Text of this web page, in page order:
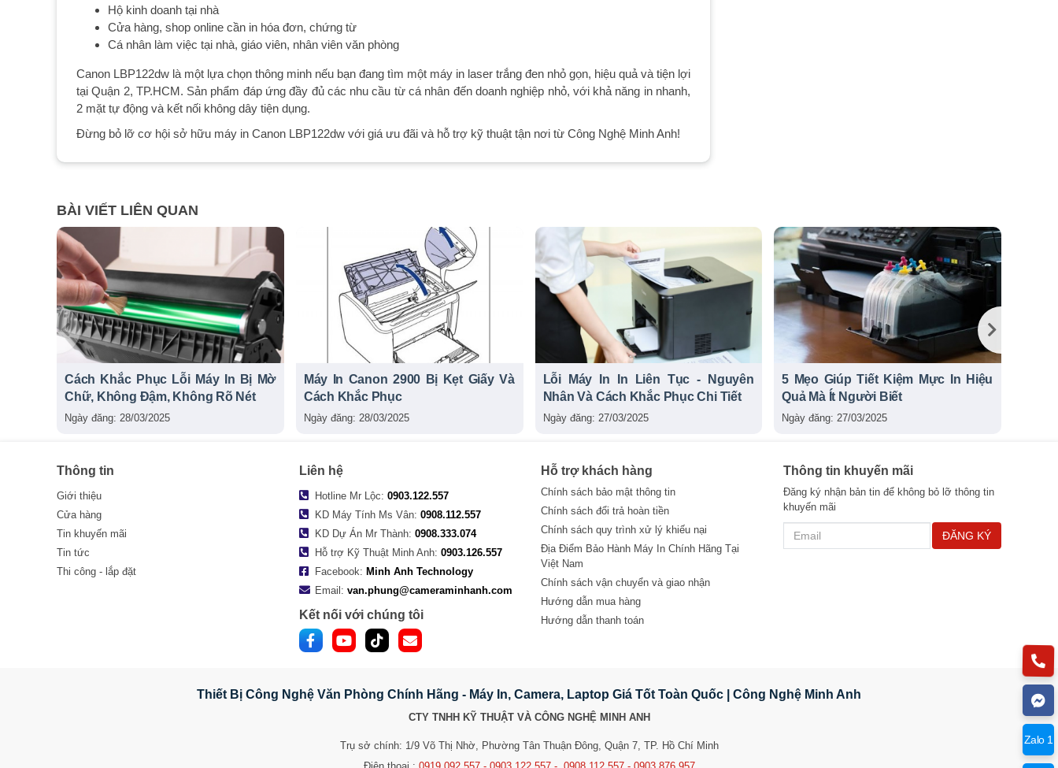
Hộ kinh doanh tại nhà
Cửa hàng, shop online cần in hóa đơn, chứng từ
Cá nhân làm việc tại nhà, giáo viên, nhân viên văn phòng
Canon LBP122dw là một lựa chọn thông minh nếu bạn đang tìm một máy in laser trắng đen nhỏ gọn, hiệu quả và tiện lợi
tại Quận 2, TP.HCM. Sản phẩm đáp ứng đầy đủ các nhu cầu từ cá nhân đến doanh nghiệp nhỏ, với khả năng in nhanh,
2 mặt tự động và kết nối không dây tiện dụng.
Đừng bỏ lỡ cơ hội sở hữu máy in Canon LBP122dw với giá ưu đãi và hỗ trợ kỹ thuật tận nơi từ Công Nghệ Minh Anh!
BÀI VIẾT LIÊN QUAN
Cách Khắc Phục Lỗi Máy In Bị Mờ
Chữ, Không Đậm, Không Rõ Nét
Ngày đăng: 28/03/2025
Máy In Canon 2900 Bị Kẹt Giấy Và
Cách Khắc Phục
Ngày đăng: 28/03/2025
Lỗi Máy In In Liên Tục - Nguyên
Nhân Và Cách Khắc Phục Chi Tiết
Ngày đăng: 27/03/2025
5 Mẹo Giúp Tiết Kiệm Mực In Hiệu
Quả Mà Ít Người Biết
Ngày đăng: 27/03/2025
Thông tin
Giới thiệu
Cửa hàng
Tin khuyến mãi
Tin tức
Thi công - lắp đặt
Liên hệ
Hotline Mr Lộc: 0903.122.557
KD Máy Tính Ms Vân: 0908.112.557
KD Dự Án Mr Thành: 0908.333.074
Hỗ trợ Kỹ Thuật Minh Anh: 0903.126.557
Facebook: Minh Anh Technology
Email: van.phung@cameraminhanh.com
Kết nối với chúng tôi
Hỗ trợ khách hàng
Chính sách bảo mật thông tin
Chính sách đổi trả hoàn tiền
Chính sách quy trình xử lý khiếu nại
Địa Điểm Bảo Hành Máy In Chính Hãng Tại
Việt Nam
Chính sách vận chuyển và giao nhận
Hướng dẫn mua hàng
Hướng dẫn thanh toán
Thông tin khuyến mãi
Đăng ký nhận bản tin để không bỏ lỡ thông tin
khuyến mãi
ĐĂNG KÝ
Thiết Bị Công Nghệ Văn Phòng Chính Hãng - Máy In, Camera, Laptop Giá Tốt Toàn Quốc | Công Nghệ Minh Anh
CTY TNHH KỸ THUẬT VÀ CÔNG NGHỆ MINH ANH
Trụ sở chính: 1/9 Võ Thị Nhờ, Phường Tân Thuận Đông, Quận 7, TP. Hồ Chí Minh
Zalo 1